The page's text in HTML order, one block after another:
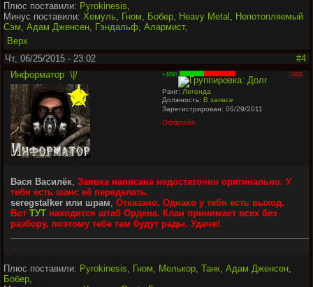
Плюс поставили: Pyrokinesis,
Минус поставили: Хемуль, Гном, Бобер, Heavy Metal , Непотопляемый
Сэм, Адам Дженсен, Гэндальф, Алармист,
Верх
Чт, 06/25/2015 - 23:02
#4
Информатор \|/ +1060 -1421
Ранг:Легенда
Должность: В запасе
Зарегистрирован: 06/29/2011
Оффлайн
Вася Василёк, Заявка написана недостаточно оригинально. У
тебя есть шанс её переделать.
seregstalker или шрам, Отказано. Однако у тебя есть выход.
Вот ТУТ находится штаб Ордена. Клан принимает всех без
разбору, поэтому тебе там будут рады. Удачи!
Плюс поставили: Pyrokinesis Гном Мелькор Танк Адам Дженсен
Бобер